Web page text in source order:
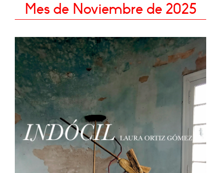
Mes de Noviembre de 2025